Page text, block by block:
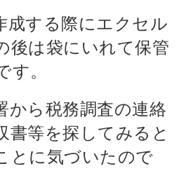
成する際にエクセル
後は袋にいれて保管
。
から税務調査の連絡
書等を探してみると
とに気づいたので